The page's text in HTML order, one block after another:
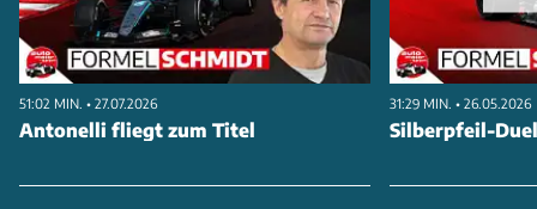
wird er gar in Rente gehen? Auch auf den
bevorstehenden Europa-Auftakt in Imola werfen
wird einen Blick. Wie groß werden die Upgrade-
Pakete sein, die Ferrari und Red Bull bringen?
Schauen Sie rein!
51:02 MIN. • 27.07.2026
Antonelli fliegt zum Titel
31:29 MIN. • 26.05.2026
Silberpfeil-